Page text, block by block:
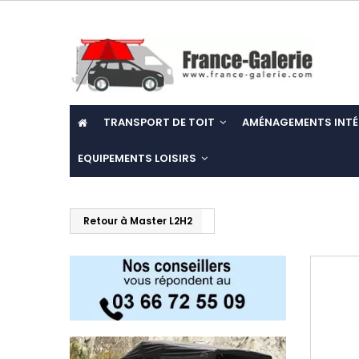
TRANSPORT DE TOIT AMÉNAGEMENTS
EQUIPEMENTS LOISIRS
Retour à Master L2H2